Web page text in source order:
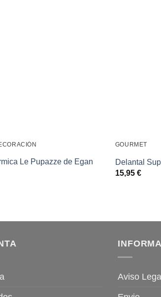
Le Pupazze de Egan
GOURMET
Delantal
15,95 €
Aviso